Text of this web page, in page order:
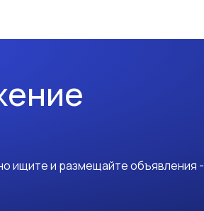
ищите и размещайте объявления -